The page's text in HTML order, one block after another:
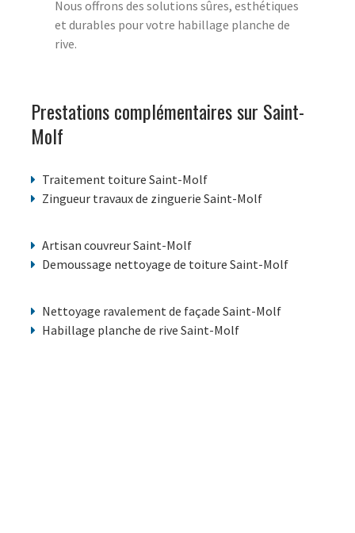
Nous offrons des solutions sûres, esthétiques
et durables pour votre habillage planche de
rive.
Prestations complémentaires sur Saint-
Molf
Traitement toiture Saint-Molf
Zingueur travaux de zinguerie Saint-Molf
Artisan couvreur Saint-Molf
Demoussage nettoyage de toiture Saint-Molf
Nettoyage ravalement de façade Saint-Molf
Habillage planche de rive Saint-Molf